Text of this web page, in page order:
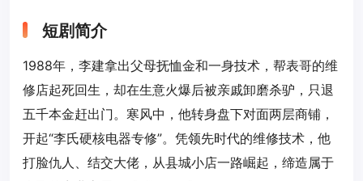
短剧简介
1988年，李建拿出父母抚恤金和一身技术，帮表哥的维
修店起死回生，却在生意火爆后被亲戚卸磨杀驴，只退
五千本金赶出门。寒风中，他转身盘下对面两层商铺，
开起“李氏硬核电器专修”。凭领先时代的维修技术，他
打脸仇人、结交大佬，从县城小店一路崛起，缔造属于